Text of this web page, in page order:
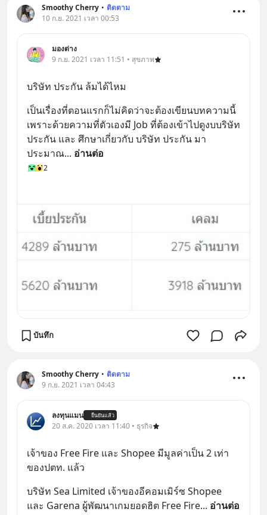
Smoothy Cherry • ติดตาม
10 ก.ย. 2021 เวลา 00:53
มองต่าง
9 ก.ย. 2021 เวลา 11:51 • สุขภาพ
บริษัท ประกัน ล้มได้ไหม
เป็นเรื่องที่ตอนแรกก็ไม่คิดว่าจะต้องเขียนบทความนี้
เพราะด้วยความที่ตัวเองมี Job ที่ต้องเข้าไปดูงบบริษัท
ประกัน และ ศึกษาเกี่ยวกับ บริษัท ประกัน มา
ประมาณ... อ่านต่อ
2
บันทึก
Smoothy Cherry • ติดตาม
9 ก.ย. 2021 เวลา 04:43
ลงทุนแมน ยืนยันแล้ว
20 ส.ค. 2020 เวลา 11:40 • ธุรกิจ
เจ้าของ Free Fire และ Shopee มีมูลค่าเป็น 2 เท่า
ของปตท. แล้ว
บริษัท Sea Limited เจ้าของอีคอมเมิร์ซ Shopee
และ Garena ผู้พัฒนาเกมยอดฮิต Free Fire... อ่านต่อ